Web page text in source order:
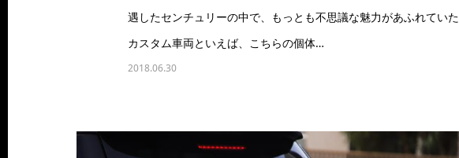
遇したセンチュリーの中で、もっとも不思議な魅力があふれていた
カスタム車両といえば、こちらの個体…
2018.06.30